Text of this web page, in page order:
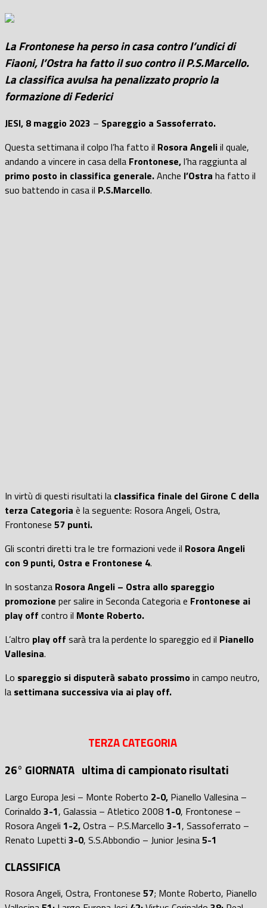
La Frontonese ha perso in casa contro l’undici di
Fiaoni, l’Ostra ha fatto il suo contro il P.S.Marcello.
La classifica avulsa ha penalizzato proprio la
formazione di Federici
JESI, 8 maggio 2023 – Spareggio a Sassoferrato.
Questa settimana il colpo l’ha fatto il Rosora Angeliil quale,
andando a vincere in casa della Frontonese,l’ha raggiunta al
primo posto in classifica generale.Anche l’Ostra ha fatto il
suo battendo in casa il P.S.Marcello.
In virtù di questi risultati la classifica finale del Girone C della
terza Categoria è la seguente: Rosora Angeli, Ostra,
Frontonese 57 punti.
Gli scontri diretti tra le tre formazioni vede il Rosora Angeli
con 9 punti, Ostra e Frontonese 4.
In sostanza Rosora Angeli – Ostra allo spareggio
promozione per salire in Seconda Categoria e Frontonese ai
play off contro il Monte Roberto.
L’altro play off sarà tra la perdente lo spareggio ed il Pianello
Vallesina.
Lo spareggio si disputerà sabato prossimoin campo neutro,
la settimana successiva via ai play off.
TERZA CATEGORIA
26° GIORNATA ultima di campionato risultati
Largo Europa Jesi – Monte Roberto 2-0, Pianello Vallesina –
Corinaldo 3-1, Galassia – Atletico 20081-0, Frontonese –
Rosora Angeli 1-2,Ostra – P.S.Marcello 3-1, Sassoferrato –
Renato Lupetti 3-0, S.S.Abbondio – Junior Jesina5-1
CLASSIFICA
Rosora Angeli, Ostra, Frontonese 57; Monte Roberto, Pianello